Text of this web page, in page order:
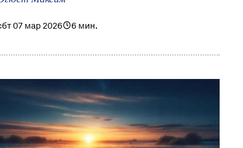
07 мар 2026 6 мин.